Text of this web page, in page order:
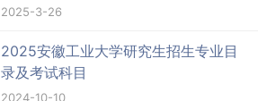
2025-3-26
2025安徽工业大学研究生招生专业目
录及考试科目
2024-10-10